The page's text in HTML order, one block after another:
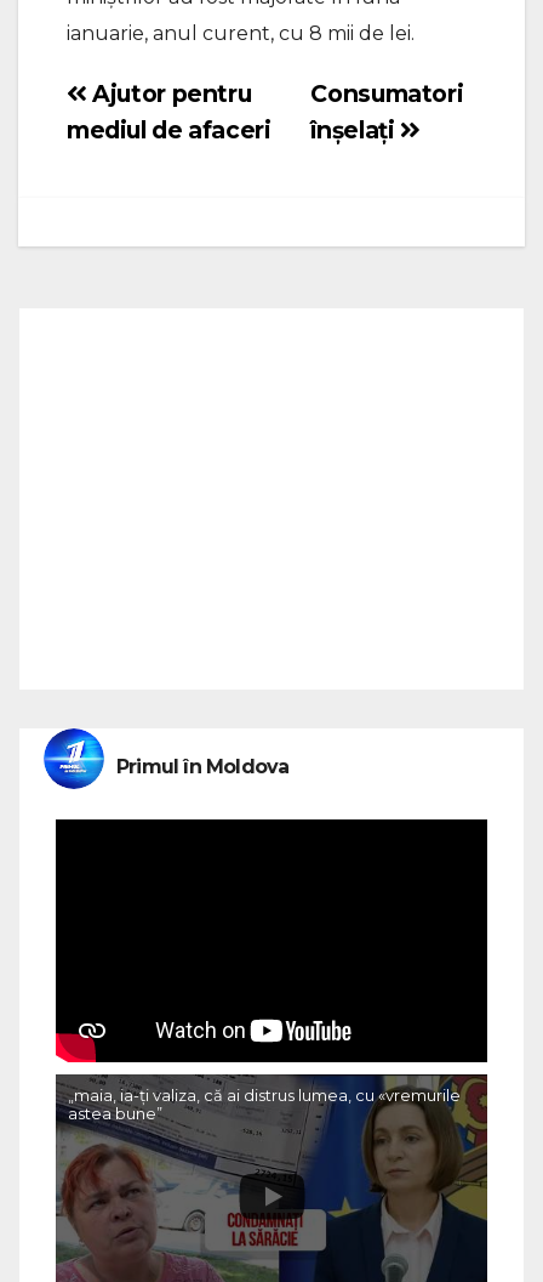
ianuarie, anul curent, cu 8 mii de lei.
Navigare
în
Consumatori
înșelați
Ajutor pentru
mediul de afaceri
Primul în Moldova
„maia, ia-ți valiza, că ai distrus lumea, cu «vremurile
astea bune”